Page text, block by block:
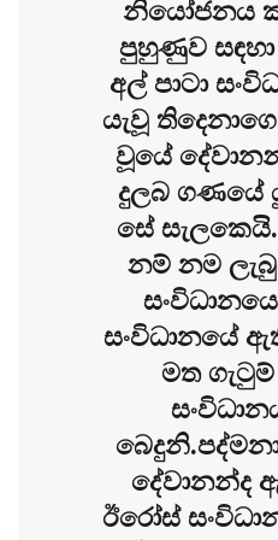
නියෝජනය
පුහුණුව
අල් පාටා
යැවූ
වූයේ
දුලබ ගණයේ
සේ
නම් නම
සංවිධානයේ
මත
දේවානන්ද
ඊරෝස්